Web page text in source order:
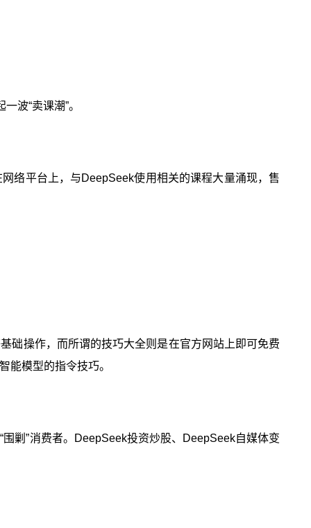
波“卖课潮”。
平台上，与DeepSeek使用相关的课程大量涌现，售
操作，而所谓的技巧大全则是在官方网站上即可免费
能模型的指令技巧。
剿”消费者。DeepSeek投资炒股、DeepSeek自媒体变